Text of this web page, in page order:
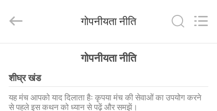
उत्पाद
GROUP
Rights
गोपनीयता नीति
गोपनीयता नीति
शीघ्र खंड
यह मंच आपको याद दिलाता हैः कृपया मंच की सेवाओं का उपयोग करने
से पहले इस कथन को ध्यान से पढ़ें और समझें।